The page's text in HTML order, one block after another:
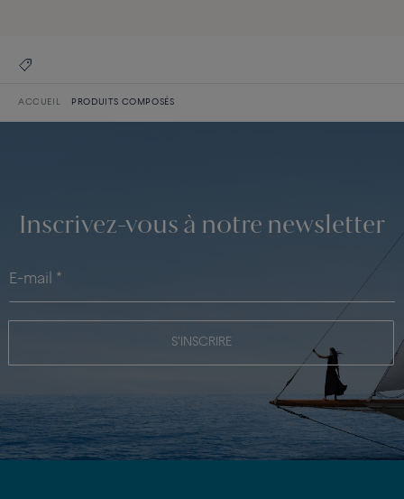
ACCUEIL PRODUITS COMPOSÉS
Inscrivez-vous à notre newsletter
S'INSCRIRE